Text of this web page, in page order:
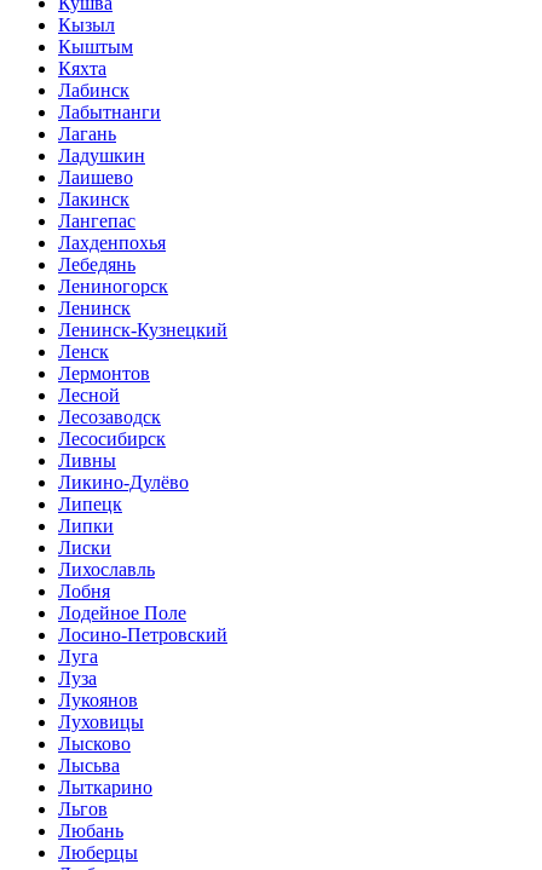
Кызыл
Кыштым
Кяхта
Лабинск
Лабытнанги
Лагань
Ладушкин
Лаишево
Лакинск
Лангепас
Лахденпохья
Лебедянь
Лениногорск
Ленинск
Ленинск-Кузнецкий
Ленск
Лермонтов
Лесной
Лесозаводск
Лесосибирск
Ливны
Ликино-Дулёво
Липецк
Липки
Лиски
Лихославль
Лобня
Лодейное Поле
Лосино-Петровский
Луга
Луза
Лукоянов
Луховицы
Лысково
Лысьва
Лыткарино
Льгов
Любань
Люберцы